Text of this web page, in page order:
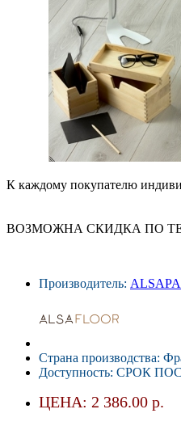
К каждому покупателю
ВОЗМОЖНА СКИДКА ПО
Производитель:
Страна производства:
Доступность: СРОК
ЦЕНА: 2 386.00 р.